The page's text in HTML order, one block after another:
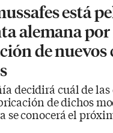
está
alemana por
de nuevos
decidirá cuál de las
de dichos
se conocerá el